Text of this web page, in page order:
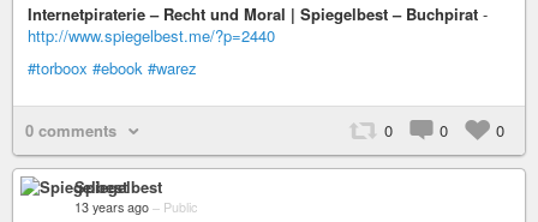
Internetpiraterie – Recht und Moral | Spiegelbest – Buchpirat -
http://www.spiegelbest.me/?p=2440
#torboox #ebook #warez
0 comments 0 0 0
Spiegelbest
13 years ago – Public